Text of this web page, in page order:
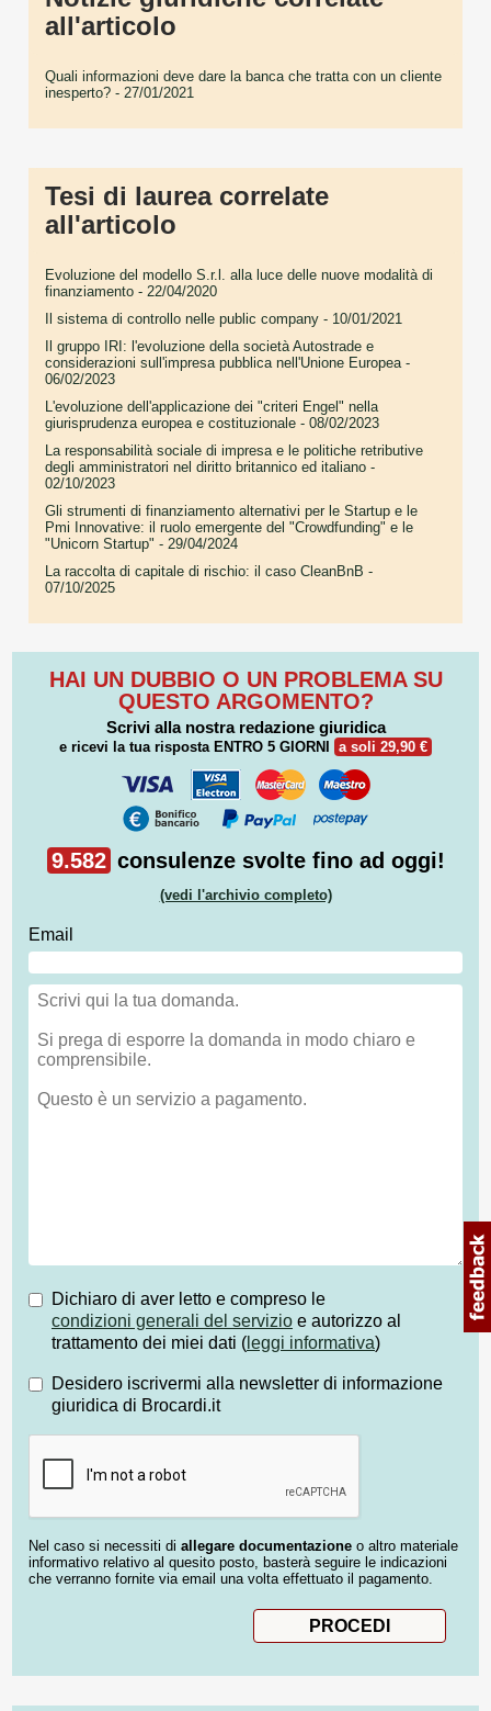
all'articolo
Quali informazioni deve dare la banca che tratta con un cliente
inesperto? - 27/01/2021
Tesi di laurea correlate
all'articolo
Evoluzione del modello S.r.l. alla luce delle nuove modalità di
finanziamento - 22/04/2020
Il sistema di controllo nelle public company - 10/01/2021
Il gruppo IRI: l'evoluzione della società Autostrade e
considerazioni sull'impresa pubblica nell'Unione Europea -
06/02/2023
L'evoluzione dell'applicazione dei "criteri Engel" nella
giurisprudenza europea e costituzionale - 08/02/2023
La responsabilità sociale di impresa e le politiche retributive
degli amministratori nel diritto britannico ed italiano -
02/10/2023
Gli strumenti di finanziamento alternativi per le Startup e le
Pmi Innovative: il ruolo emergente del "Crowdfunding" e le
"Unicorn Startup" - 29/04/2024
La raccolta di capitale di rischio: il caso CleanBnB -
07/10/2025
HAI UN DUBBIO O UN PROBLEMA SU
QUESTO ARGOMENTO?
Scrivi alla nostra redazione giuridica
e ricevi la tua risposta ENTRO 5 GIORNI a soli 29,90 €
9.582 consulenze svolte fino ad oggi!
(vedi l'archivio completo)
Email
Dichiaro di aver letto e compreso le
condizioni generali del servizio e autorizzo al
trattamento dei miei dati ( leggi informativa)
Desidero iscrivermi alla newsletter di informazione
giuridica di Brocardi.it
Nel caso si necessiti di allegare documentazione o altro materiale
informativo relativo al quesito posto, basterà seguire le indicazioni
che verranno fornite via email una volta effettuato il pagamento.